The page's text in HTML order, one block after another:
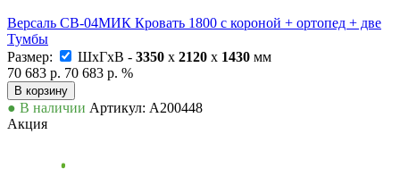
Версаль СВ-04МИК Кровать 1800 с короной + ортопед + две
Тумбы
Размер:
ШxГxВ - 3350 x 2120 x 1430 мм
70 683 р. 70 683 р. %
В корзину
● В наличии Артикул: А200448
Акция